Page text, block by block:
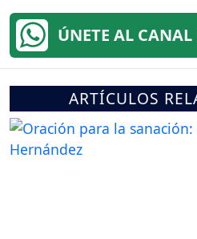
ÚNETE AL
ARTÍCULOS